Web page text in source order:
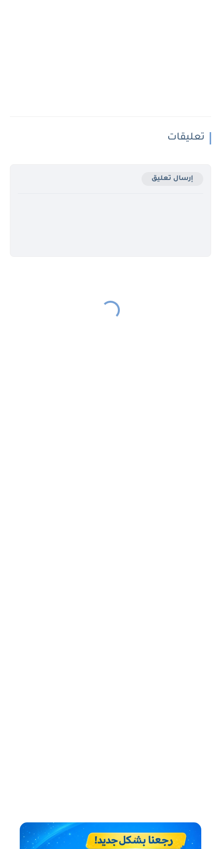
تعليقات
إرسال تعليق